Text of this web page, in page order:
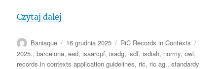
Czytaj dalej
Autor
Baniaque
Data
publikacji
16 grudnia 2025 Kategorie
RiC Records in Contexts
2025.,barcelona,ead,isaarcpf,isadg,isdf,isdiah, normy,owl,
records in contexts application guidelines, ric, ric ag.,standardy